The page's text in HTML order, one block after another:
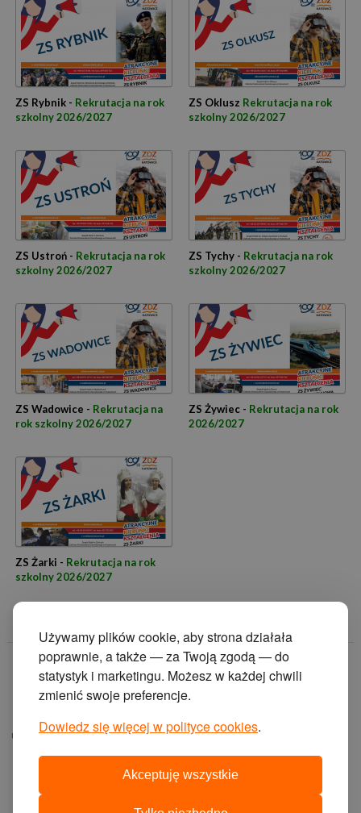
Używamy plików cookie, aby strona działała
poprawnie, a także — za Twoją zgodą — do
statystyk i marketingu. Możesz w każdej chwili
zmienić swoje preferencje.
Dowiedz się więcej w polityce cookies.
Akceptuję wszystkie
ZS Rybnik - Rekrutacja na rok
szkolny 2026/2027
ZS Oklusz Rekrutacja na rok
szkolny 2026/2027
ZS Ustroń - Rekrutacja na rok
szkolny 2026/2027
ZS Tychy - Rekrutacja na rok
szkolny 2026/2027
ZS Wadowice - Rekrutacja na
rok szkolny 2026/2027
ZS Żywiec - Rekrutacja na rok
2026/2027
ZS Żarki - Rekrutacja na rok
szkolny 2026/2027
© 2014 Zakład
Doskonalenia
Zawodowego w
ul. Krasińskiego 2, 40-
projekt i wykonanie: